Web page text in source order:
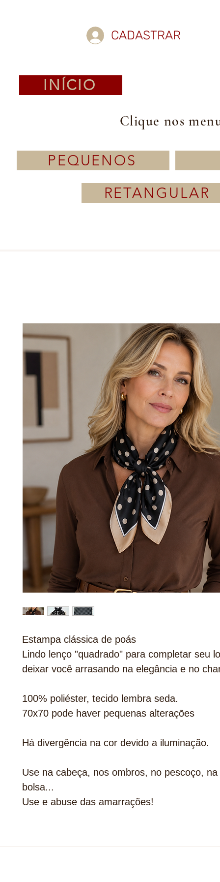
CADASTRAR
INÍCIO
Clique nos
PEQUENOS
RETANGULAR
Estampa clássica de poás
Lindo lenço "quadrado" para completar seu
deixar você arrasando na elegância e no
100% poliéster, tecido lembra seda.
70x70 pode haver pequenas alterações
Há divergência na cor devido a iluminação.
Use na cabeça, nos ombros, no pescoço,
bolsa...
Use e abuse das amarrações!